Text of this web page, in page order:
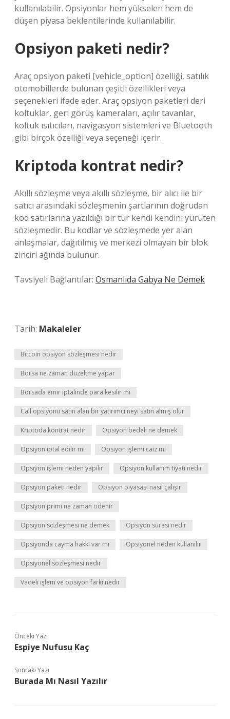
kullanılabilir. Opsiyonlar hem yükselen hem de
düşen piyasa beklentilerinde kullanılabilir.
Opsiyon paketi nedir?
Araç opsiyon paketi [vehicle_option] özelliği, satılık
otomobillerde bulunan çeşitli özellikleri veya
seçenekleri ifade eder. Araç opsiyon paketleri deri
koltuklar, geri görüş kameraları, açılır tavanlar,
koltuk ısıtıcıları, navigasyon sistemleri ve Bluetooth
gibi birçok özelliği veya seçeneği içerir.
Kriptoda kontrat nedir?
Akıllı sözleşme veya akıllı sözleşme, bir alıcı ile bir
satıcı arasındaki sözleşmenin şartlarının doğrudan
kod satırlarına yazıldığı bir tür kendi kendini yürüten
sözleşmedir. Bu kodlar ve sözleşmede yer alan
anlaşmalar, dağıtılmış ve merkezi olmayan bir blok
zinciri ağında bulunur.
Tavsiyeli Bağlantılar: Osmanlıda Gabya Ne Demek
Tarih: Makaleler
Bitcoin opsiyon sözleşmesi nedir
Borsa ne zaman düzeltme yapar
Borsada emir iptalinde para kesilir mi
Call opsiyonu satın alan bir yatırımcı neyi satın almış olur
Kriptoda kontrat nedir Opsiyon bedeli ne demek
Opsiyon iptal edilir mi Opsiyon işlemi caiz mi
Opsiyon işlemi neden yapılır Opsiyon kullanım fiyatı nedir
Opsiyon paketi nedir Opsiyon piyasası nasıl çalışır
Opsiyon primi ne zaman ödenir
Opsiyon sözleşmesi ne demek Opsiyon süresi nedir
Opsiyonda cayma hakkı var mı Opsiyonel neden kullanılır
Opsiyonel sözleşmesi nedir
Vadeli işlem ve opsiyon farkı nedir
Önceki Yazı
Espiye Nufusu Kaç
Sonraki Yazı
Burada Mı Nasıl Yazılır